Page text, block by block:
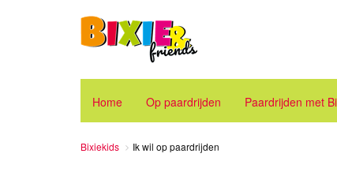
Home Op paardrijden Paardrijden met
Bixiekids Ik wil op paardrijden